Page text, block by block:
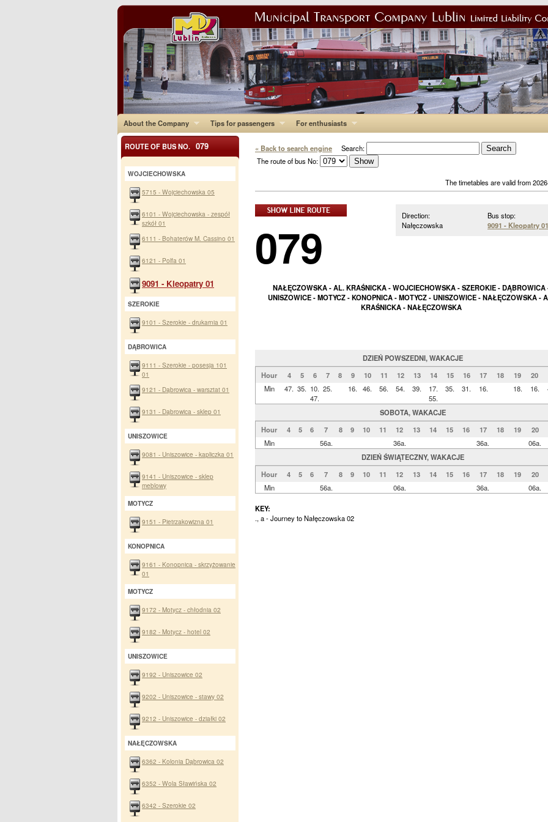
About the Company Tips for passengers For enthusiasts
« Back to search engine Search:
The route of bus No:
The timetables are valid from
Bus stop:
9091 - Kleopatry 01
Direction:
Nałęczowska
079
NAŁĘCZOWSKA - AL. KRAŚNICKA - WOJCIECHOWSKA - SZEROKIE - DĄBROWICA
UNISZOWICE - MOTYCZ - KONOPNICA - MOTYCZ - UNISZOWICE - NAŁĘCZOWSKA -
KRAŚNICKA - NAŁĘCZOWSKA
DZIEŃ POWSZEDNI, WAKACJE
Hour
4 5 6 7 8 9 10 11 12 13 14 15 16 17 18 19
20
Min
47. 35. 10.
47.
25. 16. 46. 56. 54. 39.
17.
55.
35. 31. 16. 18. 16.
SOBOTA, WAKACJE
Hour
4 5 6 7 8 9 10 11 12 13 14 15 16 17 18 19
20
Min
56a. 36a. 36a.
06a.
DZIEŃ ŚWIĄTECZNY, WAKACJE
Hour
4 5 6 7 8 9 10 11 12 13 14 15 16 17 18 19
20
Min
56a. 06a. 36a. 06a.
KEY:
., a - Journey to Nałęczowska 02
ROUTE OF BUS NO. 079
WOJCIECHOWSKA
5715 - Wojciechowska 05
6101 - Wojciechowska - zespół
szkół 01
6111 - Bohaterów M. Cassino 01
6121 - Polfa 01
9091 - Kleopatry 01
SZEROKIE
9101 - Szerokie - drukarnia 01
DĄBROWICA
9111 - Szerokie - posesja 101
01
9121 - Dąbrowica - warsztat 01
9131 - Dąbrowica - sklep 01
UNISZOWICE
9081 - Uniszowice - kapliczka 01
9141 - Uniszowice - sklep
meblowy
MOTYCZ
9151 - Pietrzakowizna 01
KONOPNICA
9161 - Konopnica - skrzyżowanie
01
MOTYCZ
9172 - Motycz - chłodnia 02
9182 - Motycz - hotel 02
UNISZOWICE
9192 - Uniszowice 02
9202 - Uniszowice - stawy 02
9212 - Uniszowice - działki 02
NAŁĘCZOWSKA
6362 - Kolonia Dąbrowica 02
6352 - Wola Sławińska 02
6342 - Szerokie 02